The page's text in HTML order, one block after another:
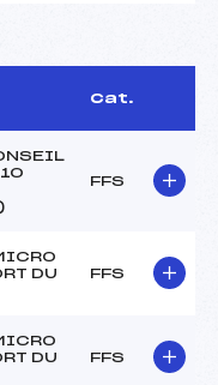
Cat.
FFS
DU
FFS
DU
FFS